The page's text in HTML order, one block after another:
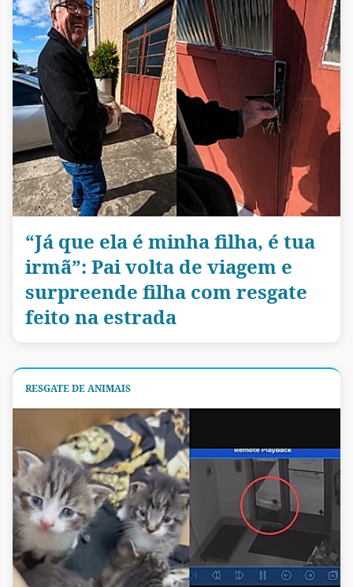
“Já que ela é minha filha, é tua
irmã”: Pai volta de viagem e
surpreende filha com resgate
feito na estrada
RESGATE DE ANIMAIS